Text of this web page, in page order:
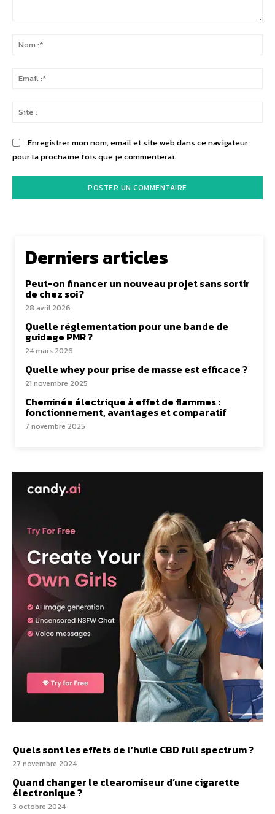
Enregistrer mon nom, email et site web dans ce navigateur
pour la prochaine fois que je commenterai.
Derniers articles
Peut-on financer un nouveau projet sans sortir
de chez soi ?
28 avril 2026
Quelle réglementation pour une bande de
guidage PMR ?
24 mars 2026
Quelle whey pour prise de masse est efficace ?
21 novembre 2025
Cheminée électrique à effet de flammes :
fonctionnement, avantages et comparatif
7 novembre 2025
Quels sont les effets de l’huile CBD full spectrum ?
27 novembre 2024
Quand changer le clearomiseur d’une cigarette
électronique ?
3 octobre 2024